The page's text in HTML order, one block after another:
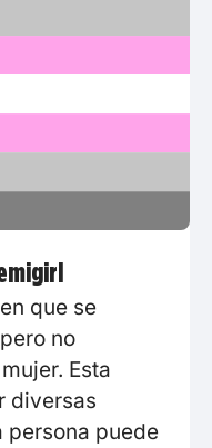
que se
no
Esta
diversas
persona puede